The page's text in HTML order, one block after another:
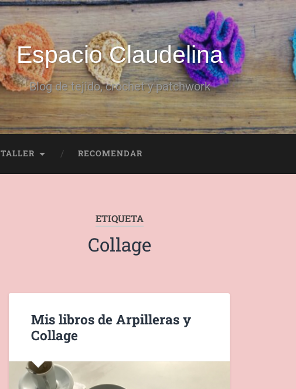
Espacio Claudelina
Blog de tejido, crochet y patchwork
TALLER RECOMENDAR
ETIQUETA
Collage
Mis libros de Arpilleras y
Collage